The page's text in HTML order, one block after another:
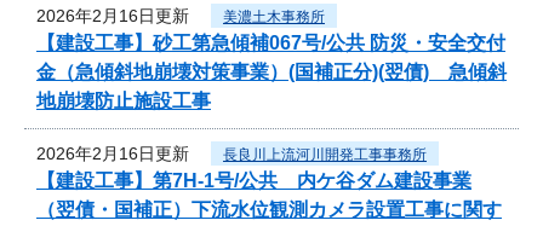
2026年2月16日更新 美濃土木事務所
【建設工事】砂工第急傾補067号/公共 防災・安全交付
金（急傾斜地崩壊対策事業）(国補正分)(翌債) 急傾斜
地崩壊防止施設工事
2026年2月16日更新 長良川上流河川開発工事事務所
【建設工事】第7H-1号/公共 内ケ谷ダム建設事業
（翌債・国補正）下流水位観測カメラ設置工事に関す